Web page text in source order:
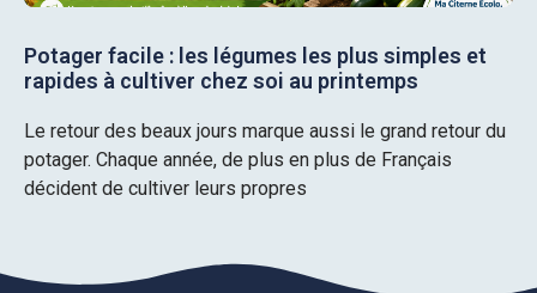
Potager facile : les légumes les plus simples et
rapides à cultiver chez soi au printemps
Le retour des beaux jours marque aussi le grand retour du
potager. Chaque année, de plus en plus de Français
décident de cultiver leurs propres